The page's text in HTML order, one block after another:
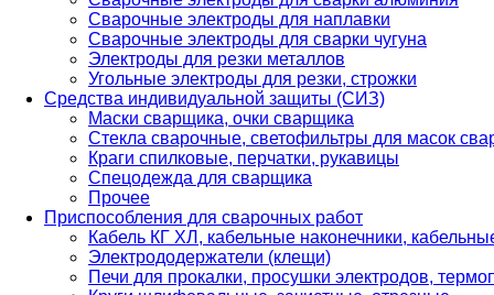
Сварочные электроды для наплавки
Сварочные электроды для сварки чугуна
Электроды для резки металлов
Угольные электроды для резки, строжки
Средства индивидуальной защиты (СИЗ)
Маски сварщика, очки сварщика
Стекла сварочные, светофильтры для масок
Краги спилковые, перчатки, рукавицы
Спецодежда для сварщика
Прочее
Приспособления для сварочных работ
Кабель КГ ХЛ, кабельные наконечники,
Электрододержатели (клещи)
Печи для прокалки, просушки электродов,